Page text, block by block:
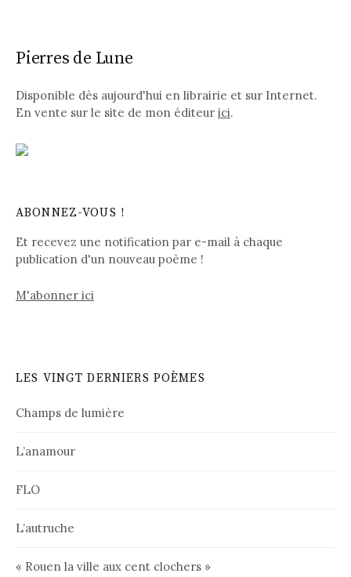
Pierres de Lune
Disponible dès aujourd'hui en librairie et sur Internet.
En vente sur le site de mon éditeur ici.
ABONNEZ-VOUS !
Et recevez une notification par e-mail à chaque
publication d'un nouveau poème !
M'abonner ici
LES VINGT DERNIERS POÈMES
Champs de lumière
L’anamour
FLO
L’autruche
« Rouen la ville aux cent clochers »